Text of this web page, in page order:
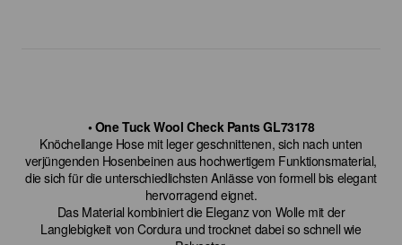
• One Tuck Wool Check Pants GL73178
Knöchellange Hose mit leger geschnittenen, sich nach unten
verjüngenden Hosenbeinen aus hochwertigem Funktionsmaterial,
die sich für die unterschiedlichsten Anlässe von formell bis elegant
hervorragend eignet.
Das Material kombiniert die Eleganz von Wolle mit der
Langlebigkeit von Cordura und trocknet dabei so schnell wie